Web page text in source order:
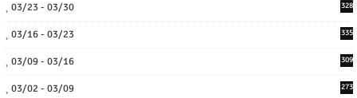
03/23 - 03/30 328
03/16 - 03/23 335
03/09 - 03/16 309
03/02 - 03/09 273